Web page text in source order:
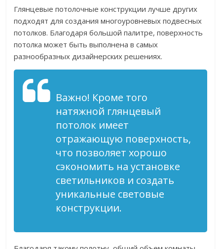
Глянцевые потолочные конструкции лучше других
подходят для создания многоуровневых подвесных
потолков. Благодаря большой палитре, поверхность
потолка может быть выполнена в самых
разнообразных дизайнерских решениях.
Важно! Кроме того
натяжной глянцевый
потолок имеет
отражающую поверхность,
что позволяет хорошо
сэкономить на установке
светильников и создать
уникальные световые
конструкции.